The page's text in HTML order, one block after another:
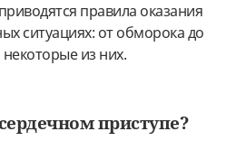
правила оказания
ситуациях: от обморока до
из них.
приступе?